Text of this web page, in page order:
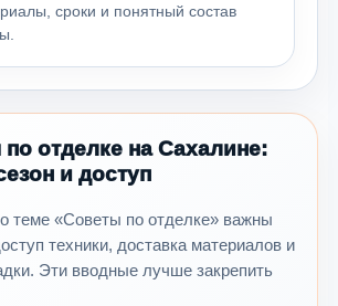
сроки и понятный состав
отделке на Сахалине:
и доступ
теме «Советы по отделке» важны
техники, доставка материалов и
Эти вводные лучше закрепить